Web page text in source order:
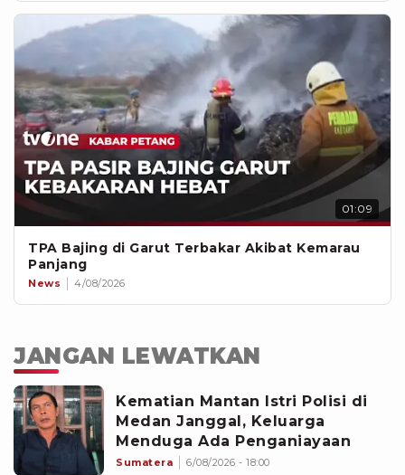
01:09
TPA Bajing di Garut Terbakar Akibat Kemarau
Panjang
News 4/08/2026
JANGAN LEWATKAN
Kematian Mantan Istri Polisi di
Medan Janggal, Keluarga
Menduga Ada Penganiayaan
Sumatera 6/08/2026 - 18:00